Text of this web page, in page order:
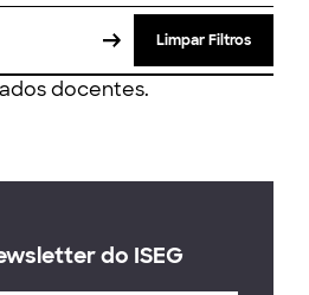
Limpar Filtros
docentes.
do ISEG